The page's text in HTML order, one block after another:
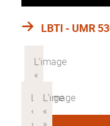
LBTI - UMR